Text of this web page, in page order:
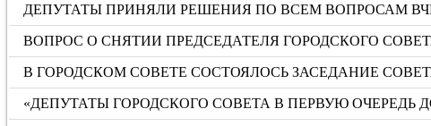
ДЕПУТАТЫ ПРИНЯЛИ РЕШЕНИЯ ПО ВСЕМ ВОПРОСАМ
ВОПРОС О СНЯТИИ ПРЕДСЕДАТЕЛЯ ГОРОДСКОГО
В ГОРОДСКОМ СОВЕТЕ СОСТОЯЛОСЬ ЗАСЕДАНИЕ
«ДЕПУТАТЫ ГОРОДСКОГО СОВЕТА В ПЕРВУЮ